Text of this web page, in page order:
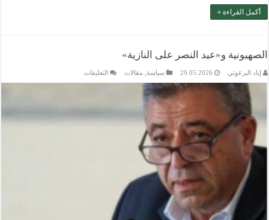
أكمل القراءة »
الصهيونية و«عيد النصر على النازية»
إياد البرغوثي 29.05.2026 سياسة مقالات التعليقات
مغلقة